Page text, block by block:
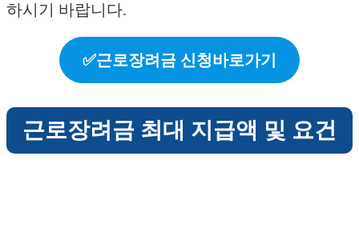
하시기 바랍니다.
✅근로장려금 신청바로가기
근로장려금 최대 지급액 및 요건